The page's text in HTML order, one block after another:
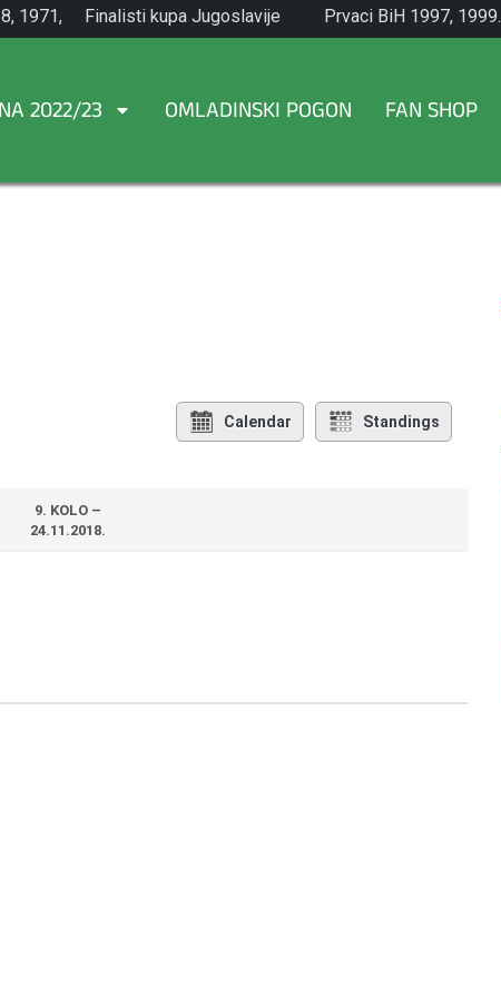
1971,
Finalisti kupa Jugoslavije
1965.
Prvaci BiH 1997, 1999.
2022/23 OMLADINSKI POGON FAN SHOP
Calendar Standings
9. KOLO –
24.11.2018.